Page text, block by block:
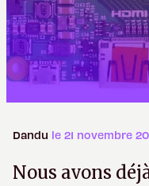
Dandu le 21 novembre
Nous avons